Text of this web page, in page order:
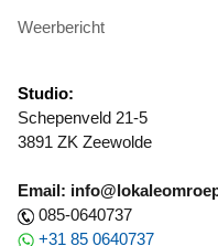
Weerbericht
Studio:
Schepenveld 21-5
3891 ZK Zeewolde
Email:
085-0640737
+31 85 0640737